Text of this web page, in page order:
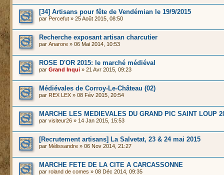
[34] Artisans pour fête de Vendémian le 19/9/2015
par Percefut » 25 Août 2015, 08:50
Recherche exposant artisan charcutier
par Anarore » 06 Mai 2014, 10:53
ROSE D'OR 2015: le marché médiéval
par Grand Inqui » 21 Avr 2015, 09:23
Médiévales de Corroy-Le-Château (02)
par REX LEX » 08 Fév 2015, 20:54
MARCHE LES MEDIEVALES DU GRAND PIC SAINT LOUP
par visiteur26 » 14 Jan 2015, 15:53
[Recrutement artisans] La Salvetat, 23 & 24 mai 2015
par Mélissandre » 06 Nov 2014, 21:27
MARCHE FETE DE LA CITE A CARCASSONNE
par roland de comes » 08 Déc 2014, 09:35